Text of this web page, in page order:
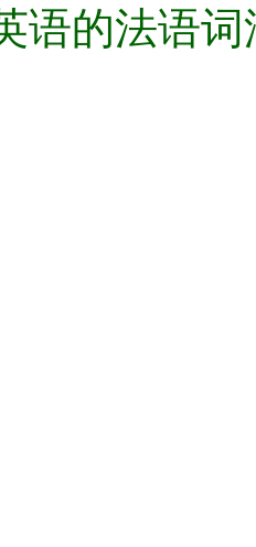
语的法语词